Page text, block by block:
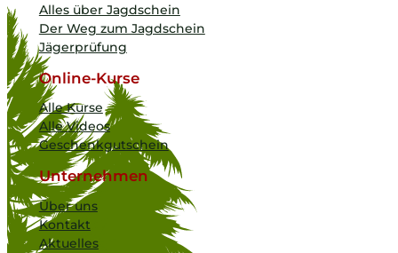
Alles über Jagdschein
Der Weg zum Jagdschein
Jägerprüfung
Online-Kurse
Alle Kurse
Alle Videos
Geschenkgutschein
Unternehmen
Über uns
Kontakt
Aktuelles